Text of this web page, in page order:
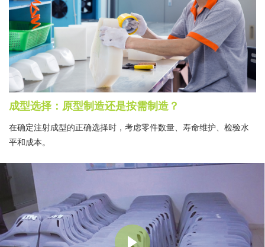
成型选择：原型制造还是按需制造？
在确定注射成型的正确选择时，考虑零件数量、寿命维护、检验水
平和成本。